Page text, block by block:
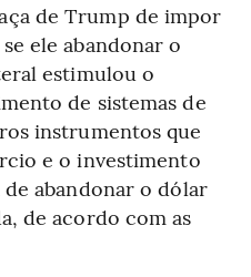
de Trump de impor
ele abandonar o
estimulou o
de sistemas de
instrumentos que
e o investimento
abandonar o dólar
de acordo com as